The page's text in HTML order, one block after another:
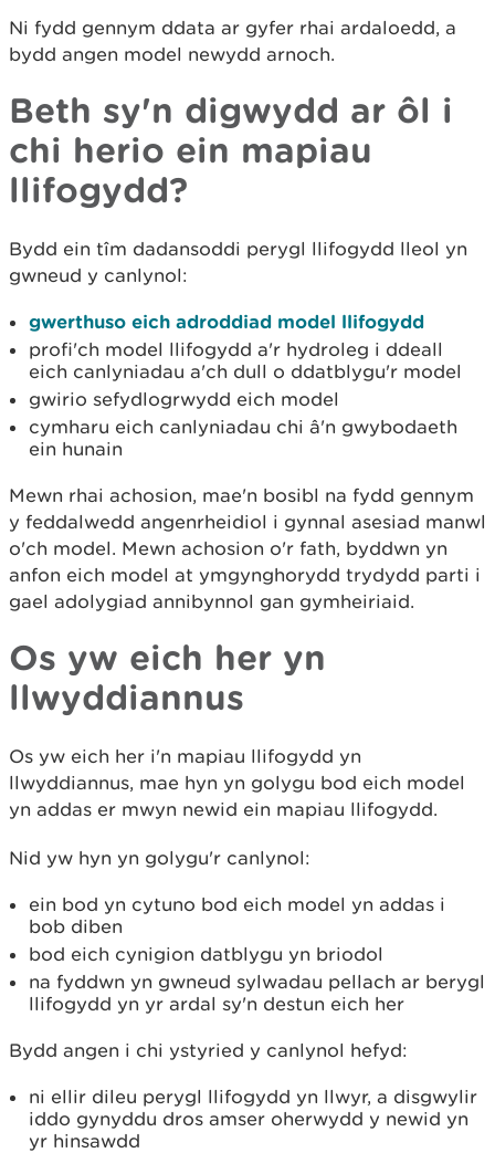
Ni fydd gennym ddata ar gyfer rhai ardaloedd, a
bydd angen model newydd arnoch.
Beth sy'n digwydd ar ôl i
chi herio ein mapiau
llifogydd?
Bydd ein tîm dadansoddi perygl llifogydd lleol yn
gwneud y canlynol:
gwerthuso eich adroddiad model llifogydd
profi'ch model llifogydd a'r hydroleg i ddeall
eich canlyniadau a'ch dull o ddatblygu'r model
gwirio sefydlogrwydd eich model
cymharu eich canlyniadau chi â'n gwybodaeth
ein hunain
Mewn rhai achosion, mae'n bosibl na fydd gennym
y feddalwedd angenrheidiol i gynnal asesiad manwl
o'ch model. Mewn achosion o'r fath, byddwn yn
anfon eich model at ymgynghorydd trydydd parti i
gael adolygiad annibynnol gan gymheiriaid.
Os yw eich her yn
llwyddiannus
Os yw eich her i'n mapiau llifogydd yn
llwyddiannus, mae hyn yn golygu bod eich model
yn addas er mwyn newid ein mapiau llifogydd.
Nid yw hyn yn golygu'r canlynol:
ein bod yn cytuno bod eich model yn addas i
bob diben
bod eich cynigion datblygu yn briodol
na fyddwn yn gwneud sylwadau pellach ar berygl
llifogydd yn yr ardal sy'n destun eich her
Bydd angen i chi ystyried y canlynol hefyd:
ni ellir dileu perygl llifogydd yn llwyr, a disgwylir
iddo gynyddu dros amser oherwydd y newid yn
yr hinsawdd